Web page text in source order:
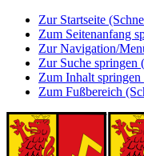
Zur Startseite
Zum Seitenanfang
Zur Navigation/
Zur Suche springen
Zum Inhalt springen
Zum Fußbereich